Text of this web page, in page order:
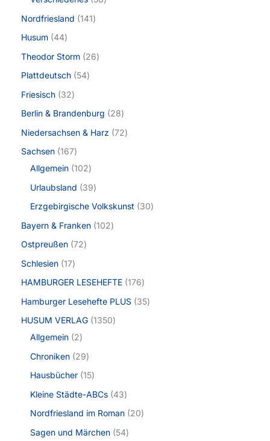
Nordfriesland 141
Husum 44
Theodor Storm 26
Plattdeutsch 54
Friesisch 32
Berlin & Brandenburg
28
Niedersachsen & Harz 72
Sachsen 167
Allgemein 102
Urlaubsland
39
Erzgebirgische Volkskunst
30
Bayern & Franken 102
Ostpreußen 72
Schlesien 17
HAMBURGER LESEHEFTE 176
Hamburger Lesehefte PLUS 35
HUSUM VERLAG 1350
Allgemein 2
Chroniken 29
Hausbücher 15
Kleine Städte-ABCs 43
Nordfriesland im Roman 20
Sagen und Märchen 54